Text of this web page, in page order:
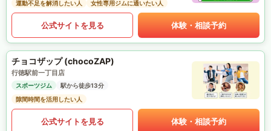
運動不足を解消したい人
女性専用ジムに通いたい人
公式サイトを見る 体験・相談予約
チョコザップ (chocoZAP)
行徳駅前一丁目店
スポーツジム
駅から徒歩13分
隙間時間を活用したい人
公式サイトを見る 体験・相談予約